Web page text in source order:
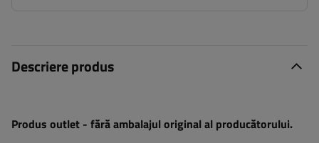
Descriere produs
Produs outlet - fără ambalajul original al producătorului.